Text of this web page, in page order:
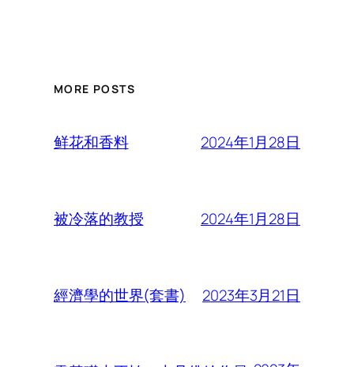
MORE POSTS
鲜花和香料 2024年1月28日
被冷落的教授 2024年1月28日
經濟學的世界(套書) 2023年3月21日